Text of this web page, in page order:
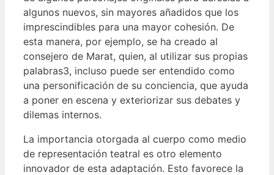
algunos nuevos, sin mayores añadidos que los
imprescindibles para una mayor cohesión. De
esta manera, por ejemplo, se ha creado al
consejero de Marat, quien, al utilizar sus propias
palabras3, incluso puede ser entendido como
una personificación de su conciencia, que ayuda
a poner en escena y exteriorizar sus debates y
dilemas internos.
La importancia otorgada al cuerpo como medio
de representación teatral es otro elemento
innovador de esta adaptación. Esto favorece la